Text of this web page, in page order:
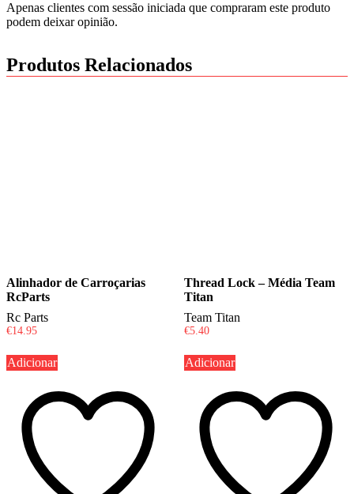
Apenas clientes com sessão iniciada que compraram este produto
podem deixar opinião.
Produtos Relacionados
Alinhador de Carroçarias
RcParts
Rc Parts
€14.95
Adicionar
Thread Lock – Média Team
Titan
Team Titan
€5.40
Adicionar